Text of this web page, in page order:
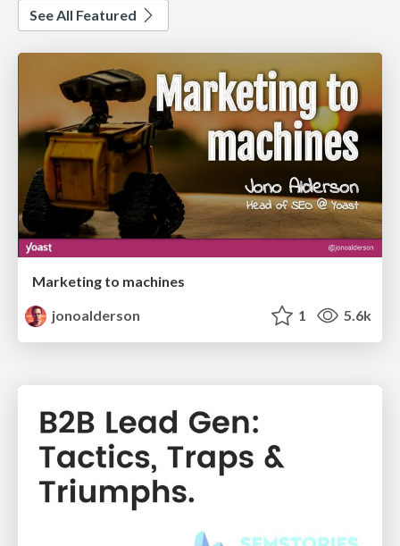
See All Featured
Marketing to machines
jonoalderson
1 5.6k